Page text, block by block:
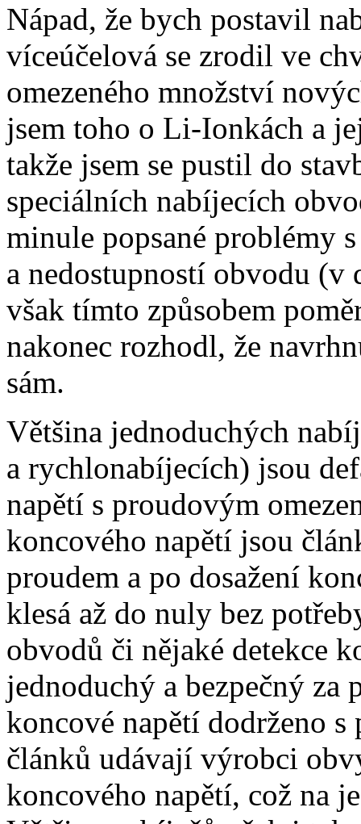
Nápad, že bych postavil
víceúčelová se zrodil ve
omezeného množství
jsem toho o Li-Ionkách a
takže jsem se pustil do
speciálních nabíjecích
minule popsané problémy
a nedostupností obvodu (v
však tímto způsobem
nakonec rozhodl, že
sám.
Většina jednoduchých
a rychlonabíjecích) jsou
napětí s proudovým
koncového napětí jsou
proudem a po dosažení
klesá až do nuly bez
obvodů či nějaké detekce
jednoduchý a bezpečný za
koncové napětí dodrženo
článků udávají výrobci
koncového napětí, což na